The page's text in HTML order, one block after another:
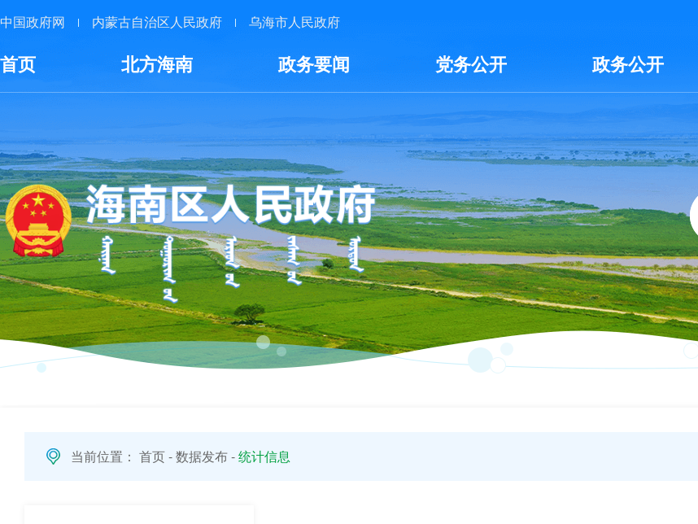
中国政府网 内蒙古自治区人民政府 乌海市人民政府
首页 北方海南 政务要闻 党务公开 政务公开
当前位置： 首页-数据发布-统计信息